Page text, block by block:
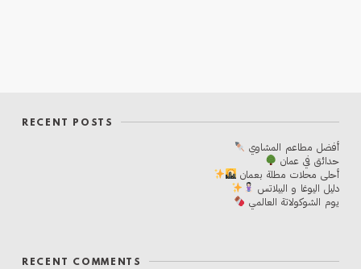
RECENT POSTS
أفضل مطاعم المشاوي
حدائق في عمان
أحلی محلات مطلة بعمان
دليل اليوغا و البيلاتس
يوم الشوكولاتة العالمي
RECENT COMMENTS